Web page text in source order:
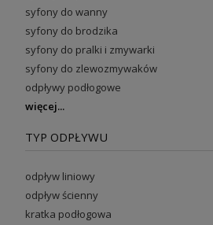
syfony do wanny
syfony do brodzika
syfony do pralki i zmywarki
syfony do zlewozmywaków
odpływy podłogowe
więcej
TYP ODPŁYWU
odpływ liniowy
odpływ ścienny
kratka podłogowa